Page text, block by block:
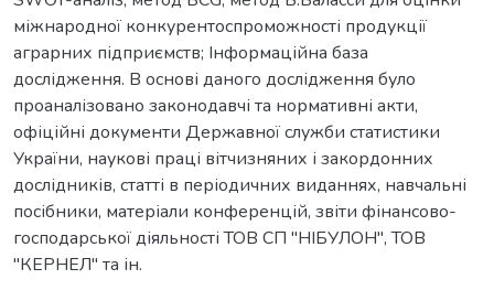
міжнародної конкурентоспроможності продукції
аграрних підприємств; Інформаційна база
дослідження. В основі даного дослідження було
проаналізовано законодавчі та нормативні акти,
офіційні документи Державної служби статистики
України, наукові праці вітчизняних і закордонних
дослідників, статті в періодичних виданнях, навчальні
посібники, матеріали конференцій, звіти фінансово-
господарської діяльності ТОВ СП "НІБУЛОН", ТОВ
"КЕРНЕЛ" та ін.